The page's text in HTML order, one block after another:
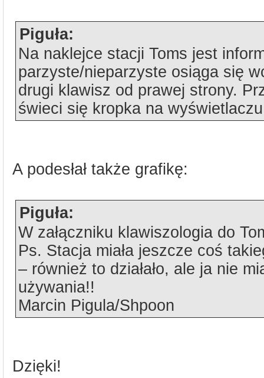
Piguła:
Na naklejce stacji Toms jest
parzyste/nieparzyste osiąga się
drugi klawisz od prawej strony.
świeci się kropka na
A podesłał także grafikę:
Piguła:
W załączniku klawiszologia do
Ps. Stacja miała jeszcze coś
– również to działało, ale ja nie
używania!!
Marcin Pigula/Shpoon
Dzięki!